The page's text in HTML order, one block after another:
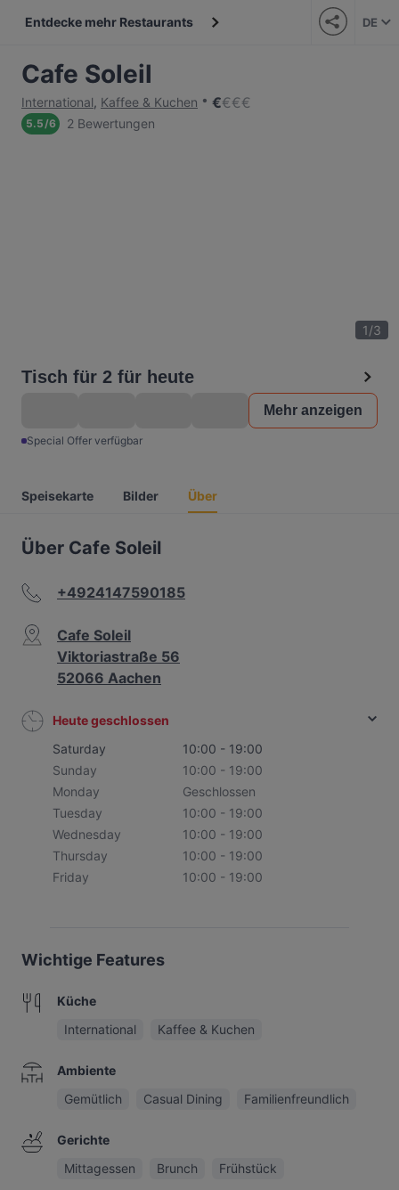
Entdecke mehr Restaurants DE
Cafe Soleil
International, Kaffee & Kuchen €€€€
5.5/6 2 Bewertungen
1/3
Tisch für 2 für heute
Mehr anzeigen
Special Offer verfügbar
Speisekarte Bilder Über
Über Cafe Soleil
+4924147590185
Cafe Soleil
Viktoriastraße 56
52066 Aachen
Heute geschlossen
Saturday
10:00 - 19:00
Sunday
10:00 - 19:00
Monday
Geschlossen
Tuesday
10:00 - 19:00
Wednesday
10:00 - 19:00
Thursday
10:00 - 19:00
Friday
10:00 - 19:00
Wichtige Features
Küche
International
Kaffee & Kuchen
Ambiente
Gemütlich
Casual Dining Familienfreundlich
Gerichte
Mittagessen
Brunch Frühstück